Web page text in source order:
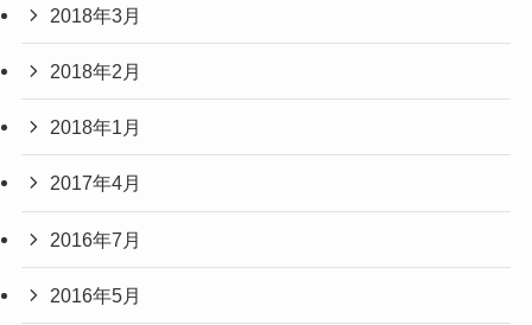
2018年3月
2018年2月
2018年1月
2017年4月
2016年7月
2016年5月